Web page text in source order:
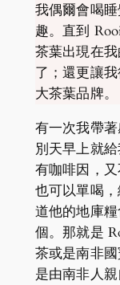
我偶爾會喝
趣。直到
茶葉出現在
了；還更讓
大茶葉品牌。
有一次我帶
別天早上就
有咖啡因，
也可以單喝
道他的地庫
個。那就是
茶或是南非
是由南非人